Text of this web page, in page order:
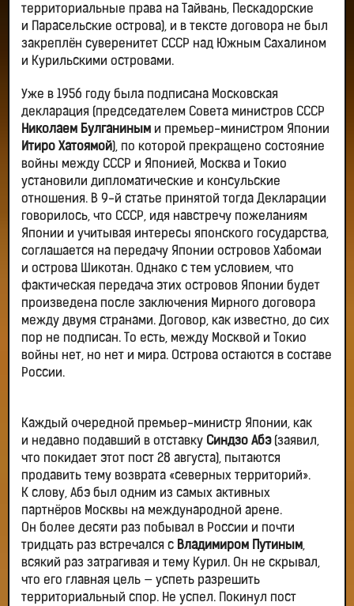
территориальные права на Тайвань, Пескадорские
и Парасельские острова), и в тексте договора не был
закреплён суверенитет СССР над Южным Сахалином
и Курильскими островами.
Уже в 1956 году была подписана Московская
декларация (председателем Совета министров СССР
Николаем Булганиным и премьер-министром Японии
Итиро Хатоямой), по которой прекращено состояние
войны между СССР и Японией, Москва и Токио
установили дипломатические и консульские
отношения. В 9-й статье принятой тогда Декларации
говорилось, что СССР, идя навстречу пожеланиям
Японии и учитывая интересы японского государства,
соглашается на передачу Японии островов Хабомаи
и острова Шикотан. Однако с тем условием, что
фактическая передача этих островов Японии будет
произведена после заключения Мирного договора
между двумя странами. Договор, как известно, до сих
пор не подписан. То есть, между Москвой и Токио
войны нет, но нет и мира. Острова остаются в составе
России.
Каждый очередной премьер-министр Японии, как
и недавно подавший в отставку Синдзо Абэ(заявил,
что покидает этот пост 28 августа), пытаются
продавить тему возврата «северных территорий».
К слову, Абэ был одним из самых активных
партнёров Москвы на международной арене.
Он более десяти раз побывал в России и почти
тридцать раз встречался с Владимиром Путиным,
всякий раз затрагивая и тему Курил. Он не скрывал,
что его главная цель — успеть разрешить
территориальный спор. Не успел. Покинул пост